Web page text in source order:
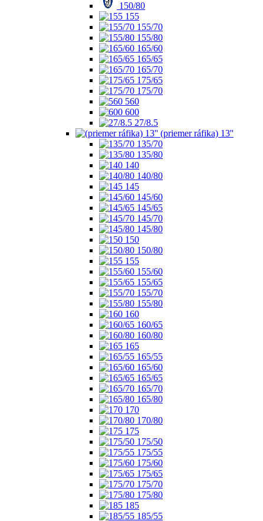
150/80
155
155/70
155/80
165/60
165/65
165/70
175/65
175/70
560
600
27/8.5
(priemer ráfika) 13''
135/70
135/80
140
140/80
145
145/60
145/65
145/70
145/80
150
150/80
155
155/60
155/65
155/70
155/80
160
160/65
160/80
165
165/55
165/60
165/65
165/70
165/80
170
170/80
175
175/50
175/55
175/60
175/65
175/70
175/80
185
185/55